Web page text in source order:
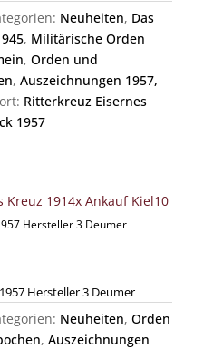
Neuheiten, Das
, Militärische Orden
, Orden und
, Auszeichnungen 1957,
Ritterkreuz Eisernes
1957
Hersteller 3 Deumer
Hersteller 3 Deumer
Neuheiten, Orden
, Auszeichnungen